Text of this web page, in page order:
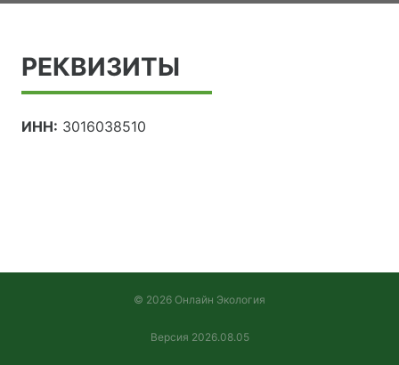
РЕКВИЗИТЫ
ИНН: 3016038510
© 2026 Онлайн Экология
Версия 2026.08.05